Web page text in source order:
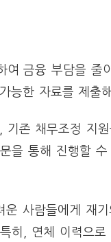
금융 부담을 줄
능한 자료를 제출
존 채무조정 지
을 통해 진행할
사람들에게 재
히, 연체 이력으